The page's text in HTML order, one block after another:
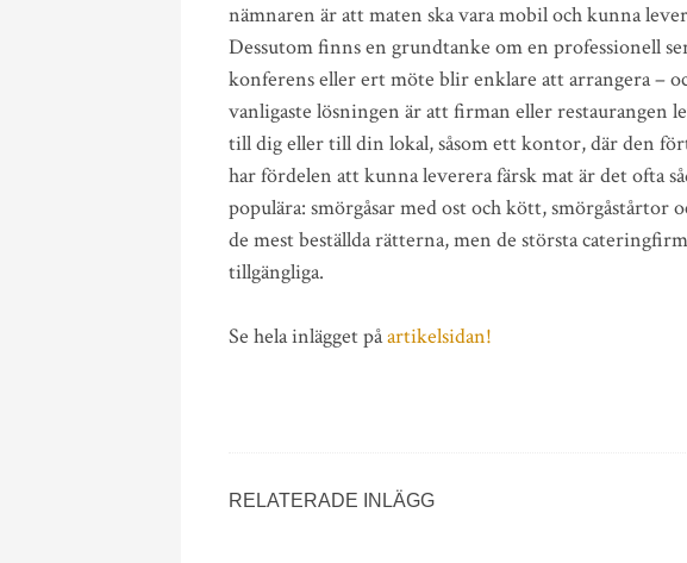
nämnaren är att maten ska vara mobil och kunna
Dessutom finns en grundtanke om en professionell
konferens eller ert möte blir enklare att arrangera –
vanligaste lösningen är att firman eller restaurangen
till dig eller till din lokal, såsom ett kontor, där den
har fördelen att kunna leverera färsk mat är det ofta
populära: smörgåsar med ost och kött, smörgåstårtor
de mest beställda rätterna, men de största
tillgängliga.
Se hela inlägget påartikelsidan!
RELATERADE INLÄGG